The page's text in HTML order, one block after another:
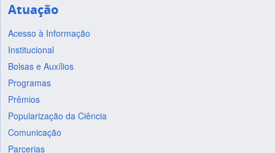
Atuação
Acesso à Informação
Institucional
Bolsas e Auxílios
Programas
Prêmios
Popularização da Ciência
Comunicação
Parcerias